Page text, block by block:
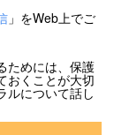
」をWeb上でご
ためには、保護
おくことが大切
ルについて話し